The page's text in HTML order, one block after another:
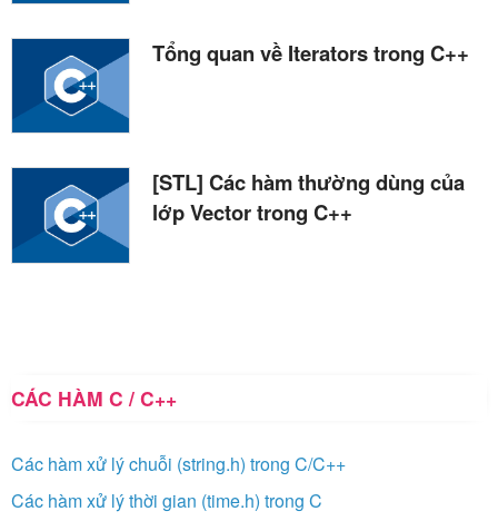
Tổng quan về Iterators trong C++
[STL] Các hàm thường dùng của
lớp Vector trong C++
CÁC HÀM C / C++
Các hàm xử lý chuỗi (string.h) trong C/C++
Các hàm xử lý thời gian (time.h) trong C